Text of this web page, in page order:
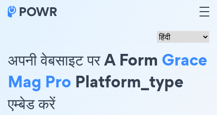
अपनी वेबसाइट पर A Form Grace
Mag Pro Platform_type
एम्बेड करें